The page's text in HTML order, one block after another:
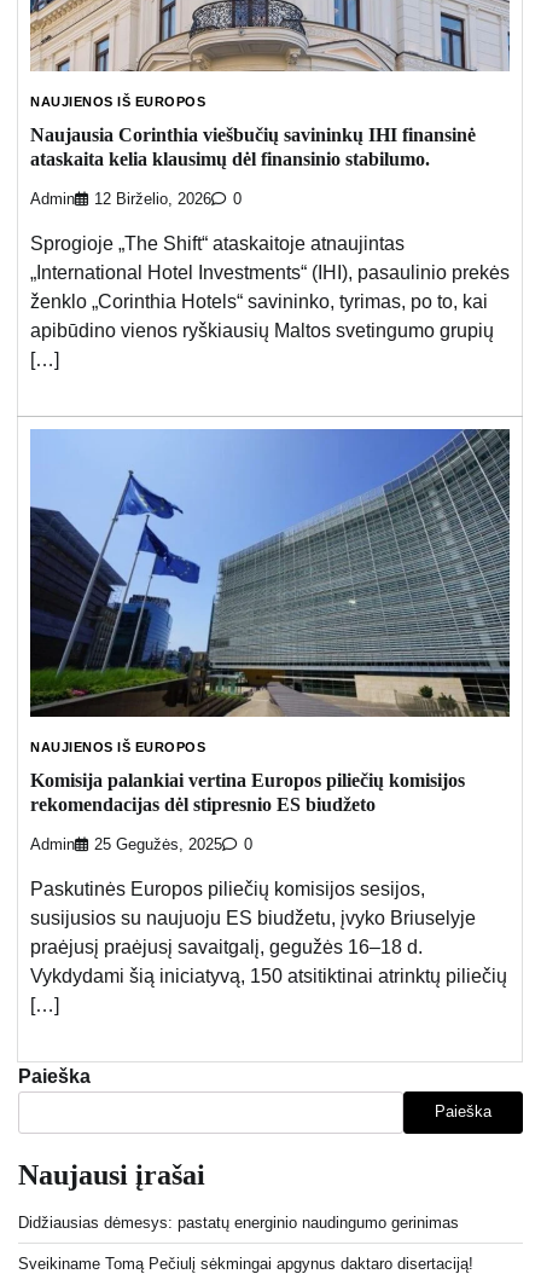
NAUJIENOS IŠ EUROPOS
Naujausia Corinthia viešbučių savininkų IHI finansinė
ataskaita kelia klausimų dėl finansinio stabilumo.
Admin 12 Birželio, 2026 0
Sprogioje „The Shift“ ataskaitoje atnaujintas
„International Hotel Investments“ (IHI), pasaulinio prekės
ženklo „Corinthia Hotels“ savininko, tyrimas, po to, kai
apibūdino vienos ryškiausių Maltos svetingumo grupių
[…]
NAUJIENOS IŠ EUROPOS
Komisija palankiai vertina Europos piliečių komisijos
rekomendacijas dėl stipresnio ES biudžeto
Admin 25 Gegužės, 2025 0
Paskutinės Europos piliečių komisijos sesijos,
susijusios su naujuoju ES biudžetu, įvyko Briuselyje
praėjusį praėjusį savaitgalį, gegužės 16–18 d.
Vykdydami šią iniciatyvą, 150 atsitiktinai atrinktų piliečių
[…]
Paieška
Paieška
Naujausi įrašai
Didžiausias dėmesys: pastatų energinio naudingumo gerinimas
Sveikiname Tomą Pečiulį sėkmingai apgynus daktaro disertaciją!